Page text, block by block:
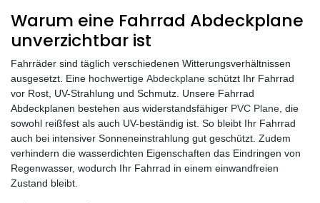
Warum eine Fahrrad Abdeckplane
unverzichtbar ist
Fahrräder sind täglich verschiedenen Witterungsverhältnissen
ausgesetzt. Eine hochwertige Abdeckplane schützt Ihr Fahrrad
vor Rost, UV-Strahlung und Schmutz. Unsere Fahrrad
Abdeckplanen bestehen aus widerstandsfähiger PVC Plane , die
sowohl reißfest als auch UV-beständig ist. So bleibt Ihr Fahrrad
auch bei intensiver Sonneneinstrahlung gut geschützt. Zudem
verhindern die wasserdichten Eigenschaften das Eindringen von
Regenwasser, wodurch Ihr Fahrrad in einem einwandfreien
Zustand bleibt.